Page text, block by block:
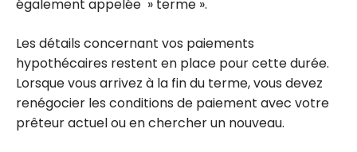
également appelée » terme ».
Les détails concernant vos paiements
hypothécaires restent en place pour cette durée.
Lorsque vous arrivez à la fin du terme, vous devez
renégocier les conditions de paiement avec votre
prêteur actuel ou en chercher un nouveau.